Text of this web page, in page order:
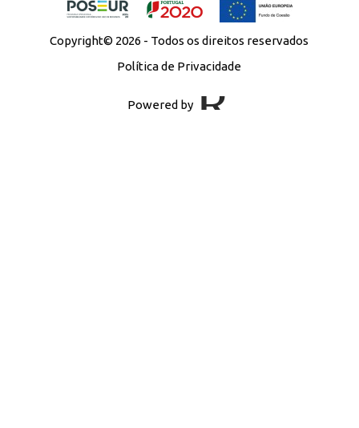
Copyright© 2026 - Todos os direitos reservados
Política de Privacidade
Powered by